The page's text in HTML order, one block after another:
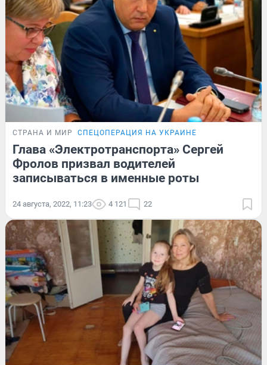
СТРАНА И МИР СПЕЦОПЕРАЦИЯ НА УКРАИНЕ
Глава «Электротранспорта» Сергей
Фролов призвал водителей
записываться в именные роты
24 августа, 2022, 11:23 4 121 22